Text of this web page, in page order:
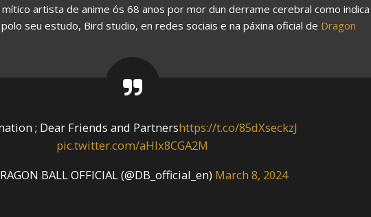
artista de anime ós 68 anos por mor dun derrame cerebral como indica
seu estudo, Bird studio, en redes sociais e na páxina oficial de Dragon
; Dear Friends and Partnershttps://t.co/85dXseckzJ
pic.twitter.com/aHlx8CGA2M
BALL OFFICIAL (@DB_official_en) March 8, 2024